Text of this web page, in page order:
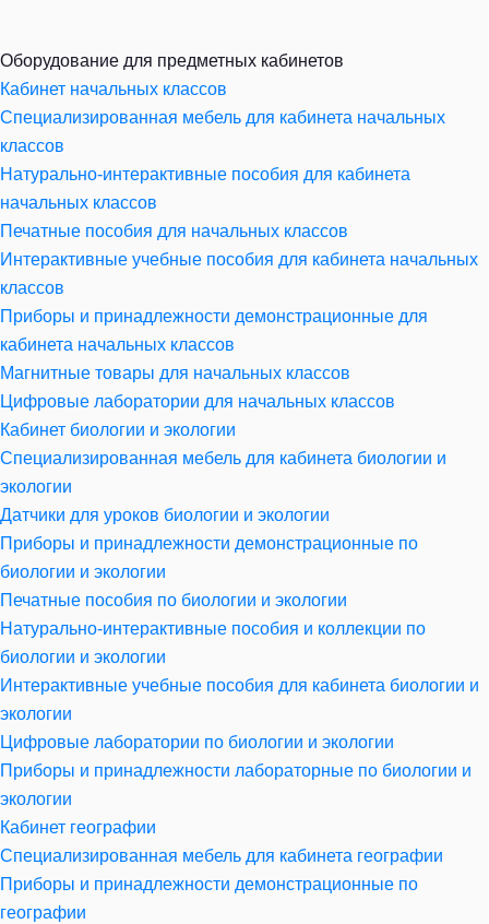
Оборудование для предметных кабинетов
Кабинет начальных классов
Специализированная мебель для кабинета начальных
классов
Натурально-интерактивные пособия для кабинета
начальных классов
Печатные пособия для начальных классов
Интерактивные учебные пособия для кабинета начальных
классов
Приборы и принадлежности демонстрационные для
кабинета начальных классов
Магнитные товары для начальных классов
Цифровые лаборатории для начальных классов
Кабинет биологии и экологии
Специализированная мебель для кабинета биологии и
экологии
Датчики для уроков биологии и экологии
Приборы и принадлежности демонстрационные по
биологии и экологии
Печатные пособия по биологии и экологии
Натурально-интерактивные пособия и коллекции по
биологии и экологии
Интерактивные учебные пособия для кабинета биологии и
экологии
Цифровые лаборатории по биологии и экологии
Приборы и принадлежности лабораторные по биологии и
экологии
Кабинет географии
Специализированная мебель для кабинета географии
Приборы и принадлежности демонстрационные по
географии